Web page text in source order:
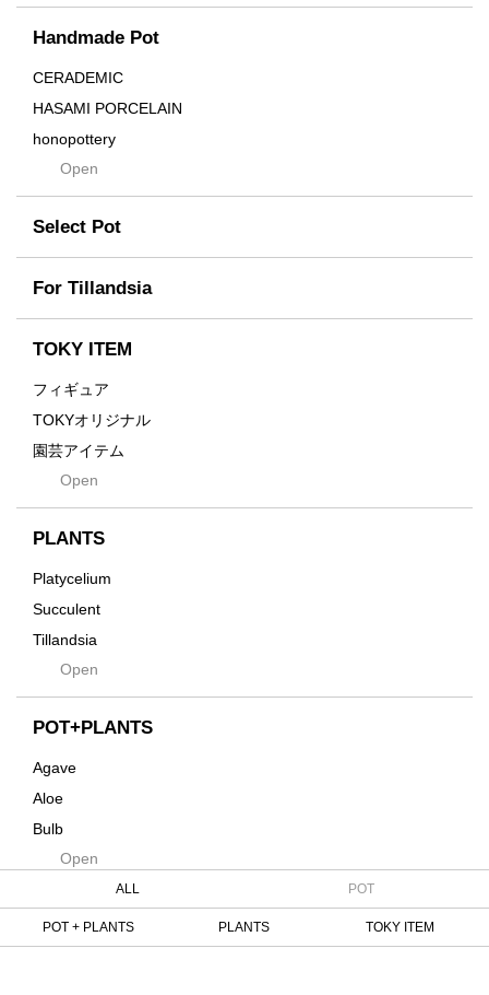
Cream
Crown
Distortion
Drop
DUNE
Flames
For
Former
Fused
Earth
emeth
Enhance
Grid
Hagakure
Innocence
Kodama
Native
Progress
Quartz
RAKU
Rock
Handmade Pot
CERADEMIC
HASAMI PORCELAIN
honopottery
nocturne
tamanhayat
TETSUYA OZAWA
Scratch
Takehiro Ito
Yuya Iha
Open
Select Pot
For Tillandsia
TOKY ITEM
フィギュア
TOKYオリジナル
園芸アイテム
土・化粧石・活力剤
インテリア・デザイン雑貨
Tシャツ・バッグ
その他
Open
PLANTS
Platycelium
Succulent
Tillandsia
SeedsOpen
POT+PLANTS
Agave
Aloe
Bulb
Cactus
Cycas
Euphorbia
Open
ALL POT
POT + PLANTS PLANTS TOKY ITEM